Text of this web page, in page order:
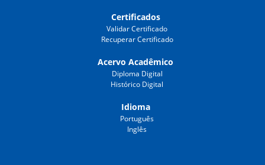
Certificados
Validar Certificado
Recuperar Certificado
Acervo Acadêmico
Diploma Digital
Histórico Digital
Idioma
Português
Inglês